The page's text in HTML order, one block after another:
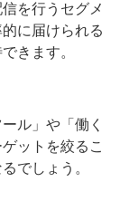
を行うセグメ
に届けられる
きます。
ル」や「働く
ットを絞るこ
でしょう。